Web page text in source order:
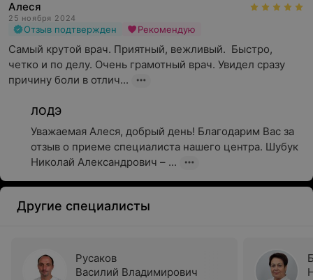
Алеся
25 ноября 2024
Отзыв подтвержден Рекомендую
Самый крутой врач. Приятный, вежливый.  Быстро,
четко и по делу. Очень грамотный врач. Увидел сразу
причину боли в отлич...
ЛОДЭ
Уважаемая Алеся, добрый день! Благодарим Вас за
отзыв о приеме специалиста нашего центра. Шубук
Николай Александрович – ...
Другие специалисты
Русаков
Василий Владимирович